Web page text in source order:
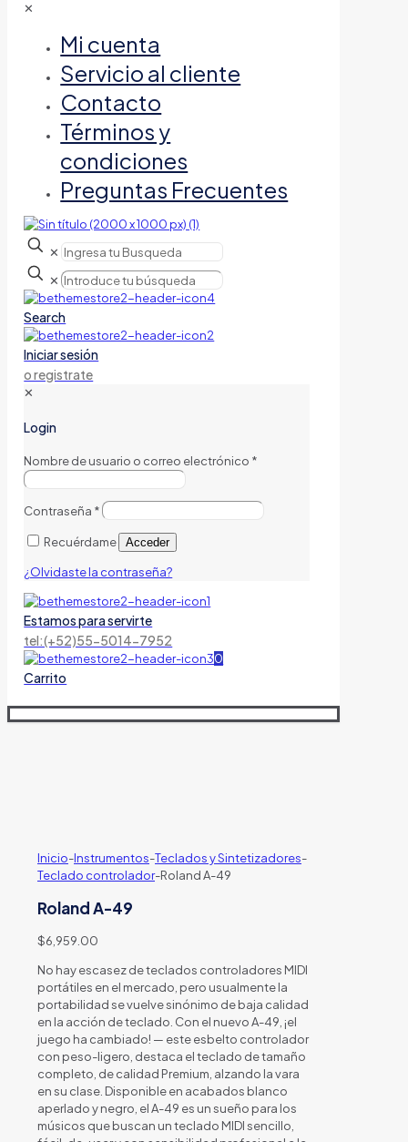
✕
Mi cuenta
Servicio al cliente
Contacto
Términos y
condiciones
Preguntas Frecuentes
✕
✕
Search
Iniciar sesión
o registrate
✕
Login
Nombre de usuario o correo electrónico *
Contraseña *
Recuérdame Acceder
¿Olvidaste la contraseña?
Estamos para servirte
tel:(+52)55-5014-7952
0
Carrito
Inicio-Instrumentos-Teclados y Sintetizadores-
Teclado controlador-Roland A-49
Roland A-49
$6,959.00
No hay escasez de teclados controladores MIDI
portátiles en el mercado, pero usualmente la
portabilidad se vuelve sinónimo de baja calidad
en la acción de teclado. Con el nuevo A-49, ¡el
juego ha cambiado! — este esbelto controlador
con peso-ligero, destaca el teclado de tamaño
completo, de calidad Premium, alzando la vara
en su clase. Disponible en acabados blanco
aperlado y negro, el A-49 es un sueño para los
músicos que buscan un teclado MIDI sencillo,